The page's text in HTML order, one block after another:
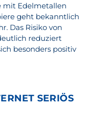
mit Edelmetallen
geht bekanntlich
Das Risiko von
reduziert
besonders positiv
SERIÖS